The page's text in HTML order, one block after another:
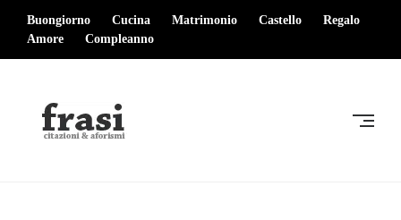
Buongiorno Cucina Matrimonio Castello
Regalo
Amore
Compleanno
FRASI,
CITAZIONI